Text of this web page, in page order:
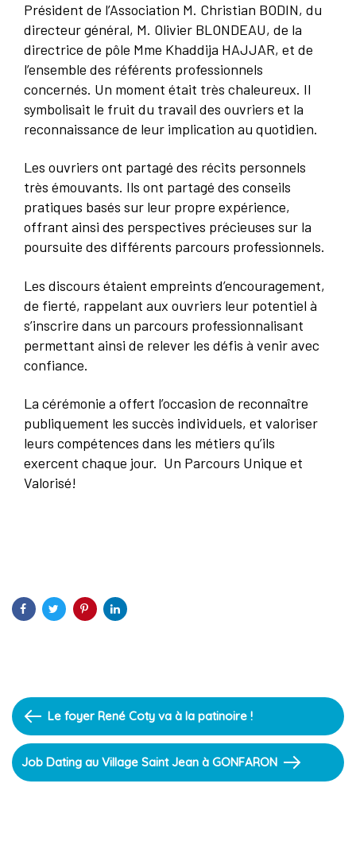
Président de l’Association M. Christian BODIN, du
directeur général, M. Olivier BLONDEAU, de la
directrice de pôle Mme Khaddija HAJJAR, et de
l’ensemble des référents professionnels
concernés. Un moment était très chaleureux. Il
symbolisait le fruit du travail des ouvriers et la
reconnaissance de leur implication au quotidien.
Les ouvriers ont partagé des récits personnels
très émouvants. Ils ont partagé des conseils
pratiques basés sur leur propre expérience,
offrant ainsi des perspectives précieuses sur la
poursuite des différents parcours professionnels.
Les discours étaient empreints d’encouragement,
de fierté, rappelant aux ouvriers leur potentiel à
s’inscrire dans un parcours professionnalisant
permettant ainsi de relever les défis à venir avec
confiance.
La cérémonie a offert l’occasion de reconnaître
publiquement les succès individuels, et valoriser
leurs compétences dans les métiers qu’ils
exercent chaque jour. Un Parcours Unique et
Valorisé!
Previous
Article
Le foyer René Coty va à la patinoire !
Next
Article
Job Dating au Village Saint Jean à GONFARON